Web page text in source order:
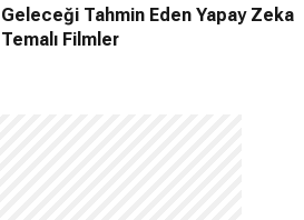
Geleceği Tahmin Eden Yapay Zeka
Temalı Filmler